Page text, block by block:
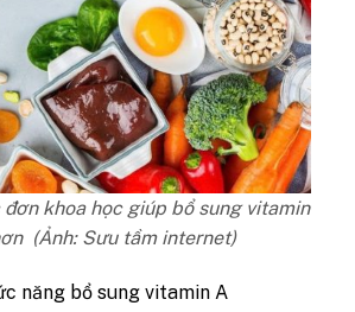
khoa học giúp bổ sung vitamin
(Ảnh: Sưu tầm internet)
năng bổ sung vitamin A